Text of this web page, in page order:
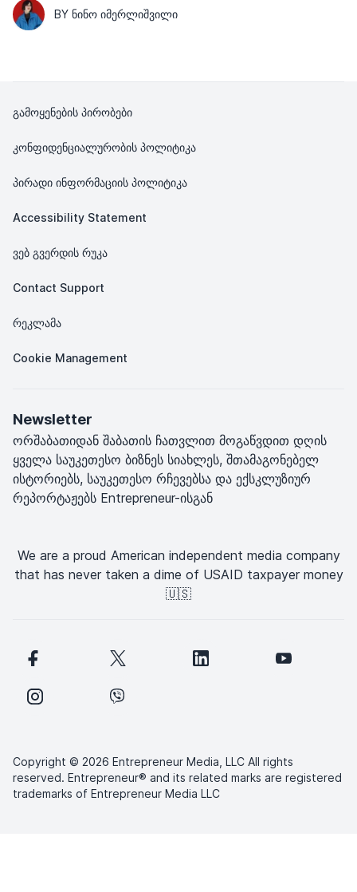
BY ᲜᲘᲜᲝ ᲘᲛᲔᲠᲚᲘᲨᲕᲘᲚᲘ
გამოყენების პირობები
კონფიდენციალურობის პოლიტიკა
პირადი ინფორმაციის პოლიტიკა
Accessibility Statement
ვებ გვერდის რუკა
Contact Support
რეკლამა
Cookie Management
Newsletter
ორშაბათიდან შაბათის ჩათვლით მოგაწვდით დღის
ყველა საუკეთესო ბიზნეს სიახლეს, შთამაგონებელ
ისტორიებს, საუკეთესო რჩევებსა და ექსკლუზიურ
რეპორტაჟებს Entrepreneur-ისგან
We are a proud American independent media company
that has never taken a dime of USAID taxpayer money
🇺🇸
Copyright © 2026 Entrepreneur Media, LLC All rights
reserved. Entrepreneur® and its related marks are registered
trademarks of Entrepreneur Media LLC